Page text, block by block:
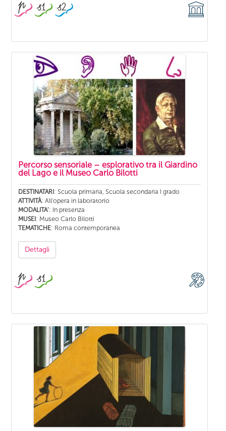
Percorso sensoriale – esplorativo tra il Giardino
del Lago e il Museo Carlo Bilotti
DESTINATARI: Scuola primaria, Scuola secondaria I grado
ATTIVITÀ: All'opera in laboratorio
MODALITA’: In presenza
MUSEI: Museo Carlo Bilotti
TEMATICHE: Roma contemporanea
Dettagli